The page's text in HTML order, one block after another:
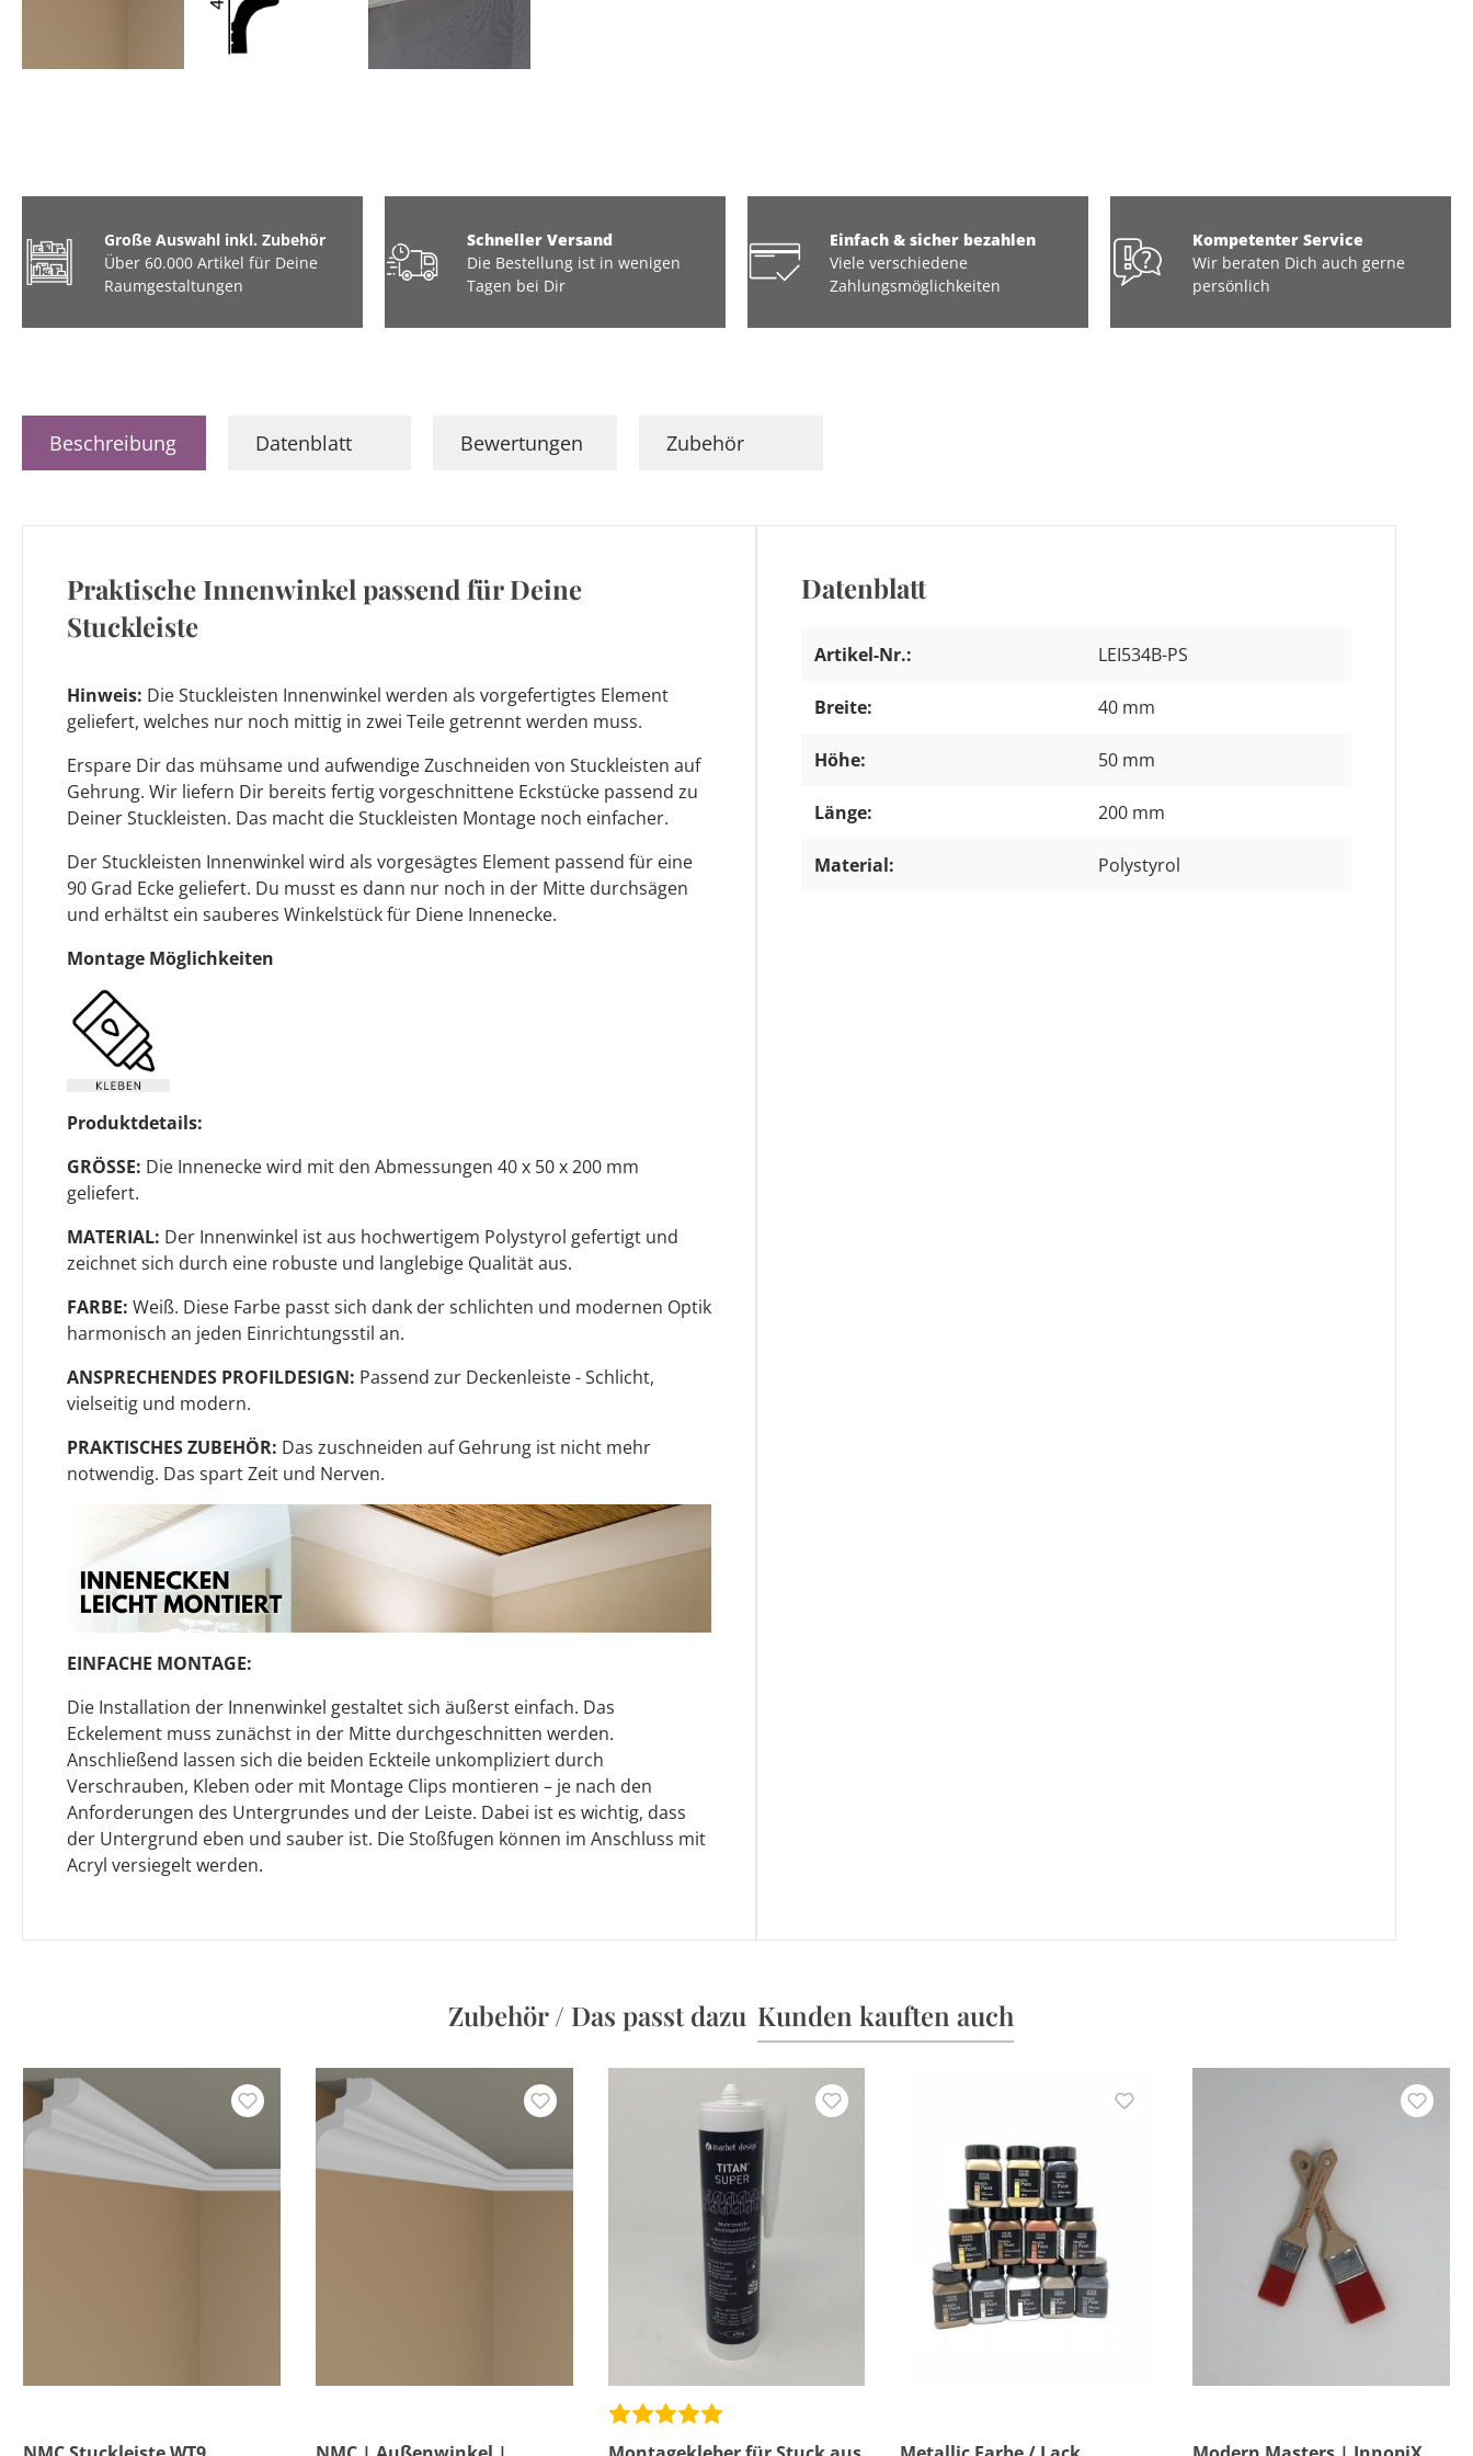
Große Auswahl inkl. Zubehör
Über 60.000 Artikel für Deine
Raumgestaltungen
Schneller Versand
Die Bestellung ist in wenigen
Tagen bei Dir
Einfach & sicher bezahlen
Viele verschiedene
Zahlungsmöglichkeiten
Kompetenter Service
Wir beraten Dich auch gerne
persönlich
Beschreibung Datenblatt Bewertungen Zubehör
Praktische Innenwinkel passend für Deine
Stuckleiste
Hinweis: Die Stuckleisten Innenwinkel werden als vorgefertigtes Element
geliefert, welches nur noch mittig in zwei Teile getrennt werden muss.
Erspare Dir das mühsame und aufwendige Zuschneiden von Stuckleisten auf
Gehrung. Wir liefern Dir bereits fertig vorgeschnittene Eckstücke passend zu
Deiner Stuckleisten. Das macht die Stuckleisten Montage noch einfacher.
Der Stuckleisten Innenwinkel wird als vorgesägtes Element passend für eine
90 Grad Ecke geliefert. Du musst es dann nur noch in der Mitte durchsägen
und erhältst ein sauberes Winkelstück für Diene Innenecke.
Montage Möglichkeiten
Produktdetails:
GRÖSSE: Die Innenecke wird mit den Abmessungen 40 x 50 x 200 mm
geliefert.
MATERIAL: Der Innenwinkel ist aus hochwertigem Polystyrol gefertigt und
zeichnet sich durch eine robuste und langlebige Qualität aus.
FARBE: Weiß. Diese Farbe passt sich dank der schlichten und modernen Optik
harmonisch an jeden Einrichtungsstil an.
ANSPRECHENDES PROFILDESIGN: Passend zur Deckenleiste - Schlicht,
vielseitig und modern.
PRAKTISCHES ZUBEHÖR: Das zuschneiden auf Gehrung ist nicht mehr
notwendig. Das spart Zeit und Nerven.
EINFACHE MONTAGE:
Die Installation der Innenwinkel gestaltet sich äußerst einfach. Das
Eckelement muss zunächst in der Mitte durchgeschnitten werden.
Anschließend lassen sich die beiden Eckteile unkompliziert durch
Verschrauben, Kleben oder mit Montage Clips montieren – je nach den
Anforderungen des Untergrundes und der Leiste. Dabei ist es wichtig, dass
der Untergrund eben und sauber ist. Die Stoßfugen können im Anschluss mit
Acryl versiegelt werden.
Datenblatt
Artikel-Nr.: LEI534B-PS
Breite: 40 mm
Höhe: 50 mm
Länge: 200 mm
Material: Polystyrol
Zubehör / Das passt dazu Kunden kauften auch